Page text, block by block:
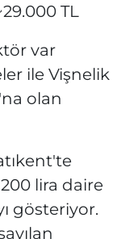
TL
var
ile Vişnelik
olan
lira daire
gösteriyor.